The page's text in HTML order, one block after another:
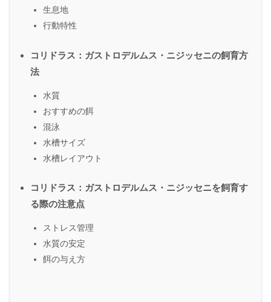
生息地
行動特性
コリドラス：ガストロデルムス・ニジッセニの飼育方
法
水質
おすすめの餌
混泳
水槽サイズ
水槽レイアウト
コリドラス：ガストロデルムス・ニジッセニを飼育す
る際の注意点
ストレス管理
水質の安定
餌の与え方